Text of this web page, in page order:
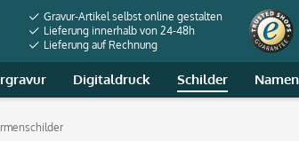
Gravur-Artikel selbst online gestalten
Lieferung innerhalb von 24-48h
Lieferung auf Rechnung
Digitaldruck Schilder